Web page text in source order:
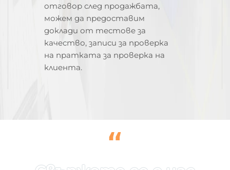
отговор след продажбата,
можем да предоставим
доклади от тестове за
качество, записи за проверка
на пратката за проверка на
клиента.
“